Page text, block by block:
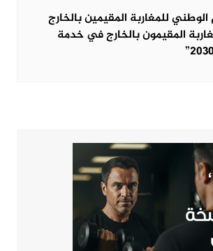
الوطني للمغاربة المقيمين بالخارج
المقيمون بالخارج في خدمة